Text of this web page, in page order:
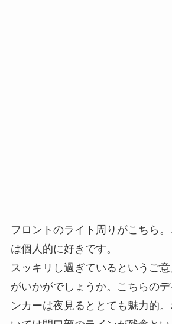
フロントのライト周りがこちら
は個人的に好きです。
スッキリし過ぎているというご
がいかがでしょうか。こちらの
ンカーは夜見るととても魅力的